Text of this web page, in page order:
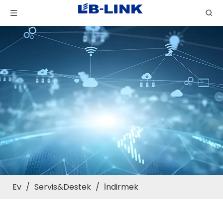
Ev / Servis&Destek / İndirmek